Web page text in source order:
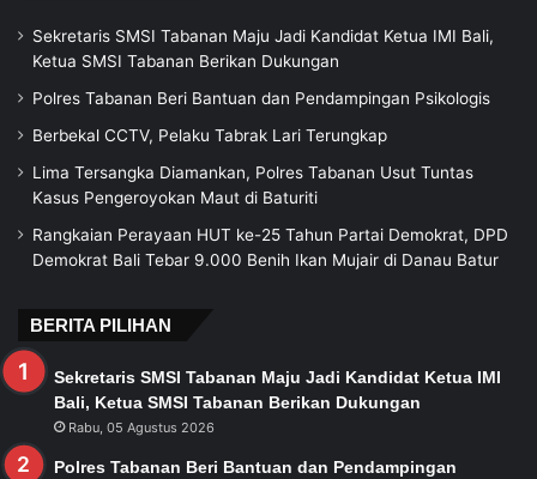
Sekretaris SMSI Tabanan Maju Jadi Kandidat Ketua IMI Bali,
Ketua SMSI Tabanan Berikan Dukungan
Polres Tabanan Beri Bantuan dan Pendampingan Psikologis
Berbekal CCTV, Pelaku Tabrak Lari Terungkap
Lima Tersangka Diamankan, Polres Tabanan Usut Tuntas
Kasus Pengeroyokan Maut di Baturiti
Rangkaian Perayaan HUT ke-25 Tahun Partai Demokrat, DPD
Demokrat Bali Tebar 9.000 Benih Ikan Mujair di Danau Batur
BERITA PILIHAN
Sekretaris SMSI Tabanan Maju Jadi Kandidat Ketua IMI
Bali, Ketua SMSI Tabanan Berikan Dukungan
Rabu, 05 Agustus 2026
Polres Tabanan Beri Bantuan dan Pendampingan